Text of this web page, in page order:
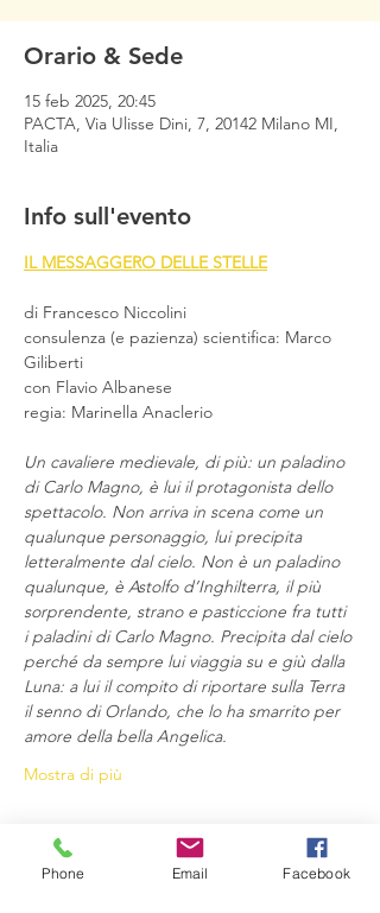
Orario & Sede
15 feb 2025, 20:45
PACTA, Via Ulisse Dini, 7, 20142 Milano MI,
Italia
Info sull'evento
IL MESSAGGERO DELLE STELLE
di Francesco Niccolini
consulenza (e pazienza) scientifica: Marco
Giliberti
con Flavio Albanese
regia: Marinella Anaclerio
Un cavaliere medievale, di più: un paladino
di Carlo Magno, è lui il protagonista dello
spettacolo. Non arriva in scena come un
qualunque personaggio, lui precipita
letteralmente dal cielo. Non è un paladino
qualunque, è Astolfo d’Inghilterra, il più
sorprendente, strano e pasticcione fra tutti
i paladini di Carlo Magno. Precipita dal cielo
perché da sempre lui viaggia su e giù dalla
Luna: a lui il compito di riportare sulla Terra
il senno di Orlando, che lo ha smarrito per
amore della bella Angelica.
Mostra di più
Phone Email Facebook